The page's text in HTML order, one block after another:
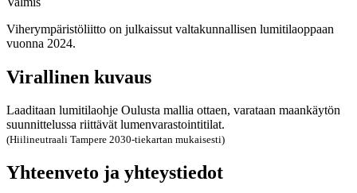
Viherympäristöliitto on julkaissut valtakunnallisen lumitilaoppaan
vuonna 2024.
Virallinen kuvaus
Laaditaan lumitilaohje Oulusta mallia ottaen, varataan maankäytön
suunnittelussa riittävät lumenvarastointitilat.
(Hiilineutraali Tampere 2030-tiekartan mukaisesti)
Yhteenveto ja yhteystiedot